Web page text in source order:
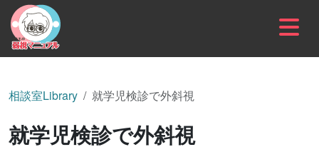
内容をスキップ
相談室Library 就学児検診で外斜視
就学児検診で外斜視